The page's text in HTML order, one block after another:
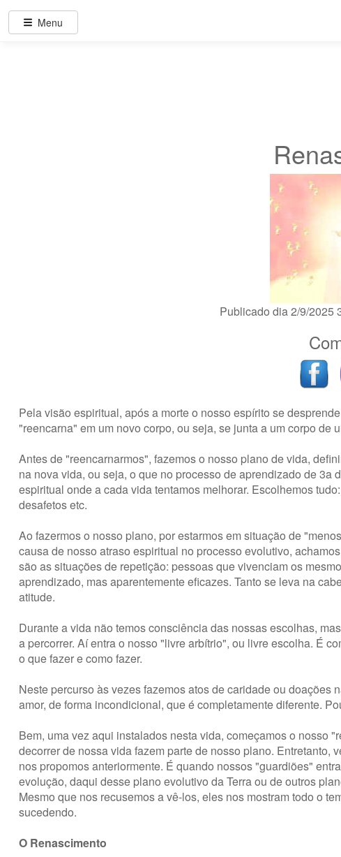
Publicado dia 2/9/2025
Pela visão espiritual, após a morte o nosso espírito se
"reencarna" em um novo corpo, ou seja, se junta a um corpo de
Antes de "reencarnarmos", fazemos o nosso plano de vida,
na nova vida, ou seja, o que no processo de aprendizado de
espiritual onde a cada vida tentamos melhorar. Escolhemos
desafetos etc.
Ao fazermos o nosso plano, por estarmos em situação de
causa de nosso atraso espiritual no processo evolutivo,
são as situações de repetição: pessoas que vivenciam os
aprendizado, mas aparentemente eficazes. Tanto se leva na
atitude.
Durante a vida não temos consciência das nossas escolhas,
a percorrer. Aí entra o nosso "livre arbítrio", ou livre escolha. É
o que fazer e como fazer.
Neste percurso às vezes fazemos atos de caridade ou doações
amor, de forma incondicional, que é completamente diferente.
Bem, uma vez aqui instalados nesta vida, começamos o nosso
decorrer de nossa vida fazem parte de nosso plano.
nos propomos anteriormente. É quando nossos "guardiões"
evolução, daqui desse plano evolutivo da Terra ou de outros
Mesmo que nos recusemos a vê-los, eles nos mostram todo o
sucedendo.
O Renascimento
Menu